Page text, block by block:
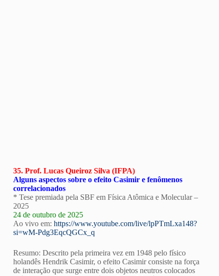
35. Prof. Lucas Queiroz Silva (IFPA)
Alguns aspectos sobre o efeito Casimir e fenômenos
correlacionados
* Tese premiada pela SBF em Física Atômica e Molecular –
2025
24 de outubro de 2025
Ao vivo em: https://www.youtube.com/live/lpPTmLxa148?
si=wM-Pdg3EqcQGCx_q
Resumo: Descrito pela primeira vez em 1948 pelo físico
holandês Hendrik Casimir, o efeito Casimir consiste na força
de interação que surge entre dois objetos neutros colocados